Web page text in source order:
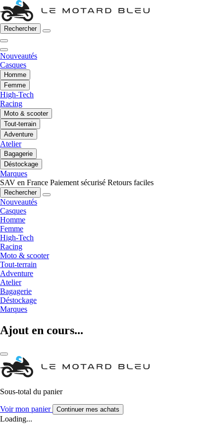
Rechercher
Nouveautés
Casques
Homme
Femme
High-Tech
Racing
Moto & scooter
Tout-terrain
Adventure
Atelier
Bagagerie
Déstockage
Marques
SAV en France Paiement sécurisé Retours faciles
Rechercher
Nouveautés
Casques
Homme
Femme
High-Tech
Racing
Moto & scooter
Tout-terrain
Adventure
Atelier
Bagagerie
Déstockage
Marques
Ajout en cours...
Sous-total du panier
Voir mon panier Continuer mes achats
Loading...